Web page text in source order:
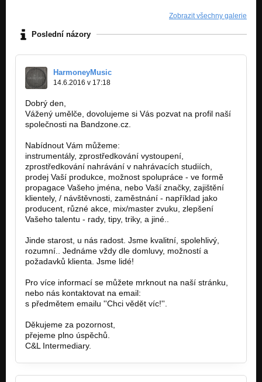
Zobrazit všechny galerie
Poslední názory
HarmoneyMusic
14.6.2016 v 17:18
Dobrý den,
Vážený umělče, dovolujeme si Vás pozvat na profil naší
společnosti na Bandzone.cz.
Nabídnout Vám můžeme:
instrumentály, zprostředkování vystoupení,
zprostředkování nahrávání v nahrávacích studiích,
prodej Vaší produkce, možnost spolupráce - ve formě
propagace Vašeho jména, nebo Vaší značky, zajištění
klientely, / návštěvnosti, zaměstnání - například jako
producent, různé akce, mix/master zvuku, zlepšení
Vašeho talentu - rady, tipy, triky, a jiné..
Jinde starost, u nás radost. Jsme kvalitní, spolehlivý,
rozumní.. Jednáme vždy dle domluvy, možností a
požadavků klienta. Jsme lidé!
Pro více informací se můžete mrknout na naší stránku,
nebo nás kontaktovat na email:
s předmětem emailu ''Chci vědět víc!''.
Děkujeme za pozornost,
přejeme plno úspěchů.
C&L Intermediary.